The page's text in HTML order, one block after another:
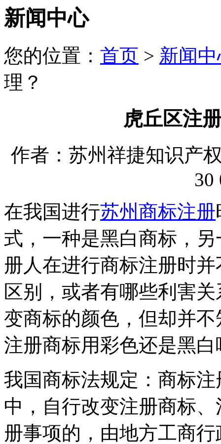
新闻中心
您的位置： 首页 > 新闻
理？
虎丘区注
作者：苏州祥捷知识产
30
在我国进行苏州商标注册
式，一种是黑白商标，
册人在进行商标注册时
区别，或者有哪些利害
变商标的颜色，但却并
注册商标用彩色还是黑白
我国商标法规定：商标
中，自行改变注册商标
册事项的，由地方工商